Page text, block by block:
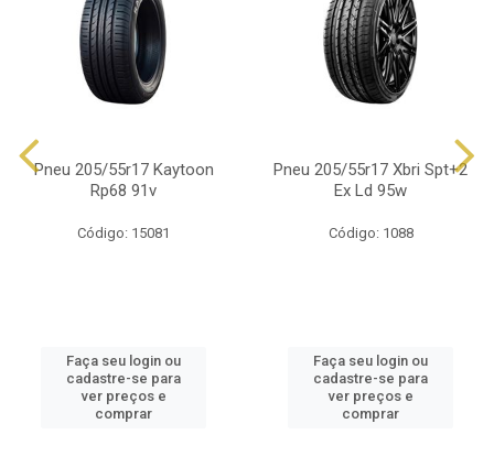
Pneu 205/55r17 Kaytoon
Rp68 91v
Código: 15081
Faça seu login ou
cadastre-se para
ver preços e
comprar
Pneu 205/55r17 Xbri Spt+2
Ex Ld 95w
Código: 1088
Faça seu login ou
cadastre-se para
ver preços e
comprar